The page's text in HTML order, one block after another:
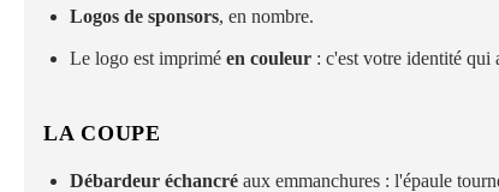
Logos de sponsors, en nombre.
Le logo est impriméen couleur : c'est votre identité qui
LA COUPE
Débardeur échancré aux emmanchures : l'épaule